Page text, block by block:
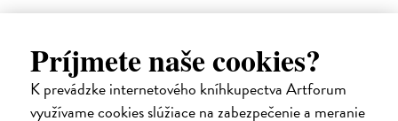
Príjmete naše cookies?
K prevádzke internetového kníhkupectva Artforum
využívame cookies slúžiace na zabezpečenie a meranie